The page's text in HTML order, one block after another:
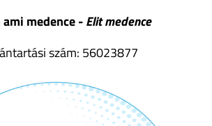
medence -Elit medence
szám: 56023877